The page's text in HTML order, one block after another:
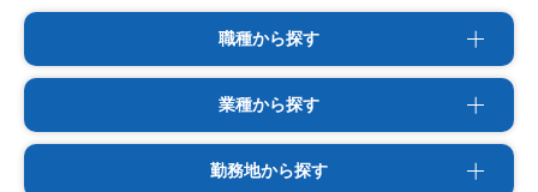
職種から探す
業種から探す
勤務地から探す